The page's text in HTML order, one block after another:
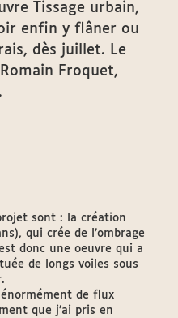
Tissage urbain,
enfin y flâner ou
dès juillet. Le
Froquet,
sont : la création
qui crée de l’ombrage
donc une oeuvre qui a
de longs voiles sous
de flux
que j’ai pris en